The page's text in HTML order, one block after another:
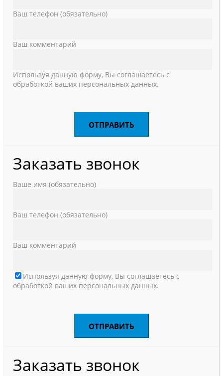
Ваш телефон (обязательно)
Ваш комментарий
Используя данную форму, Вы соглашаетесь с
обработкой ваших персональных данных.
Заказать звонок
Ваше имя (обязательно)
Ваш телефон (обязательно)
Ваш комментарий
Используя данную форму, Вы соглашаетесь с
обработкой ваших персональных данных.
Заказать звонок